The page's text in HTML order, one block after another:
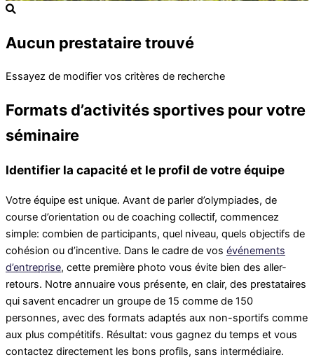
Aucun prestataire trouvé
Essayez de modifier vos critères de recherche
Formats d’activités sportives pour votre
séminaire
Identifier la capacité et le profil de votre équipe
Votre équipe est unique. Avant de parler d’olympiades, de
course d’orientation ou de coaching collectif, commencez
simple: combien de participants, quel niveau, quels objectifs de
cohésion ou d’incentive. Dans le cadre de vos événements
d’entreprise, cette première photo vous évite bien des aller-
retours. Notre annuaire vous présente, en clair, des prestataires
qui savent encadrer un groupe de 15 comme de 150
personnes, avec des formats adaptés aux non-sportifs comme
aux plus compétitifs. Résultat: vous gagnez du temps et vous
contactez directement les bons profils, sans intermédiaire.